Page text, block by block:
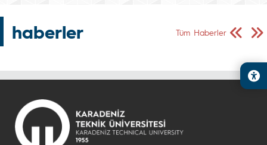
haberler Tüm Haberler
Önceki